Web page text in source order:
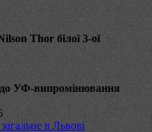
Thor білої 3-ої
до УФ-випромінювання
в Львові